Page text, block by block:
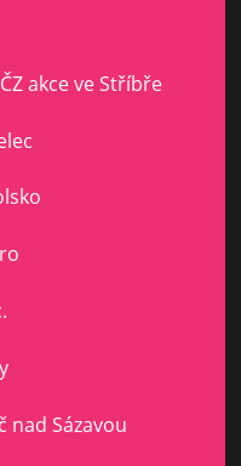
akce ve Stříbře
nad Sázavou